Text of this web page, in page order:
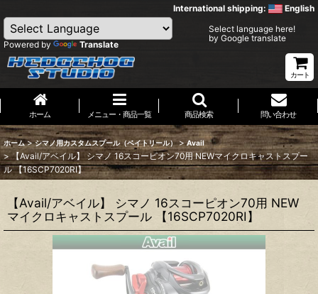
International shipping: English
Powered by Translate
Select language here!
by Google translate
カート
ホーム メニュー・商品一覧 商品検索 問い合わせ
ホーム > シマノ用カスタムスプール（ベイトリール） > Avail
> 【Avail/アベイル】 シマノ 16スコーピオン70用 NEWマイクロキャストスプー
ル 【16SCP7020RI】
【Avail/アベイル】 シマノ 16スコーピオン70用 NEW
マイクロキャストスプール 【16SCP7020RI】